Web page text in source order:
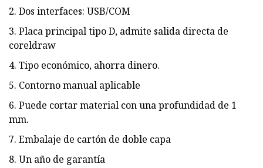
2. Dos interfaces: USB/COM
3. Placa principal tipo D, admite salida directa de
coreldraw
4. Tipo económico, ahorra dinero.
5. Contorno manual aplicable
6. Puede cortar material con una profundidad de 1
mm.
7. Embalaje de cartón de doble capa
8. Un año de garantía